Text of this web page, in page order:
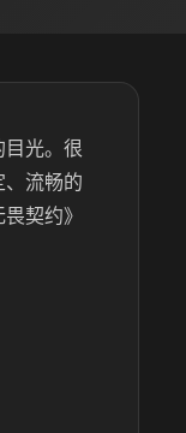
光。很
流畅的
契约》